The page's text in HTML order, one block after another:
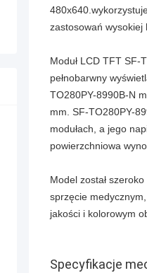
zastosowań wysokiej
Moduł LCD TFT SF-
pełnobarwny
TO280PY-8990B-N
mm. SF-TO280PY-
modułach, a jego
powierzchniowa
Model został
sprzęcie
jakości i kolorowym
Specyfikacje